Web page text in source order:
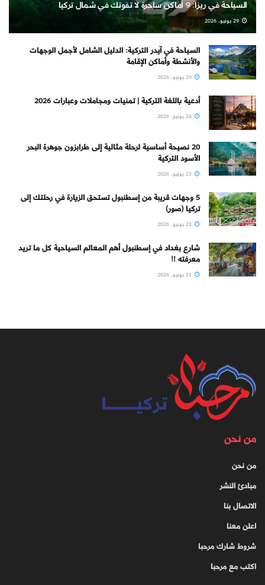
السياحة في ريزا: 9 أماكن ساحرة لا تفوتك في شمال تركيا
السياحة في آيدر التركية: الدليل الشامل لأجمل الوجهات
والأنشطة وأماكن الإقامة
أدعية باللغة التركية | تمنيات ومجاملات وعبارات 2026
20 نصيحة أساسية لرحلة مثالية إلى طرابزون جوهرة البحر
الأسود التركية
5 وجهات قريبة من إسطنبول تستحق الزيارة في رحلتك إلى
تركيا (صور)
شارع بغداد في إسطنبول أهم المعالم السياحية كل ما تريد
معرفته !!
من نحن
من نحن
مبادئ النشر
الاتصال بنا
اعلن معنا
شروط شارك مرحبا
اكتب مع مرحبا